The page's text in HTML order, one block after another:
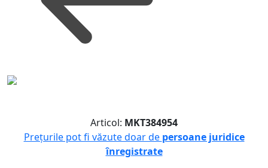
Articol: MKT384954
Prețurile pot fi văzute doar de persoane juridice
înregistrate